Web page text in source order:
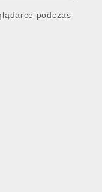
podczas